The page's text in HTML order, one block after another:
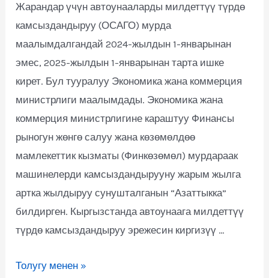
Жарандар үчүн автоунааларды милдеттүү түрдө
камсыздандыруу (ОСАГО) мурда
маалымдалгандай 2024-жылдын 1-январынан
эмес, 2025-жылдын 1-январынан тарта ишке
кирет. Бул тууралуу Экономика жана коммерция
министрлиги маалымдады. Экономика жана
коммерция министрлигине караштуу Финансы
рыногун жөнгө салуу жана көзөмөлдөө
мамлекеттик кызматы (Финкөзөмөл) мурдараак
машинелерди камсыздандырууну жарым жылга
артка жылдыруу сунушталганын “Азаттыкка”
билдирген. Кыргызстанда автоунаага милдеттүү
түрдө камсыздандыруу эрежесин киргизүү …
Толугу менен »